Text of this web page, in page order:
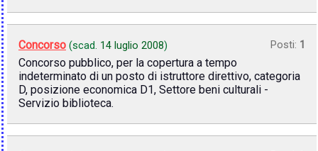
Concorso (scad. 14 luglio 2008) Posti: 1
Concorso pubblico, per la copertura a tempo
indeterminato di un posto di istruttore direttivo, categoria
D, posizione economica D1, Settore beni culturali -
Servizio biblioteca.